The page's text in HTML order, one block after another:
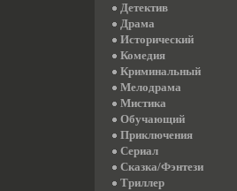
Детектив
Драма
Исторический
Комедия
Криминальный
Мелодрама
Мистика
Обучающий
Приключения
Сериал
Сказка/Фэнтези
Триллер